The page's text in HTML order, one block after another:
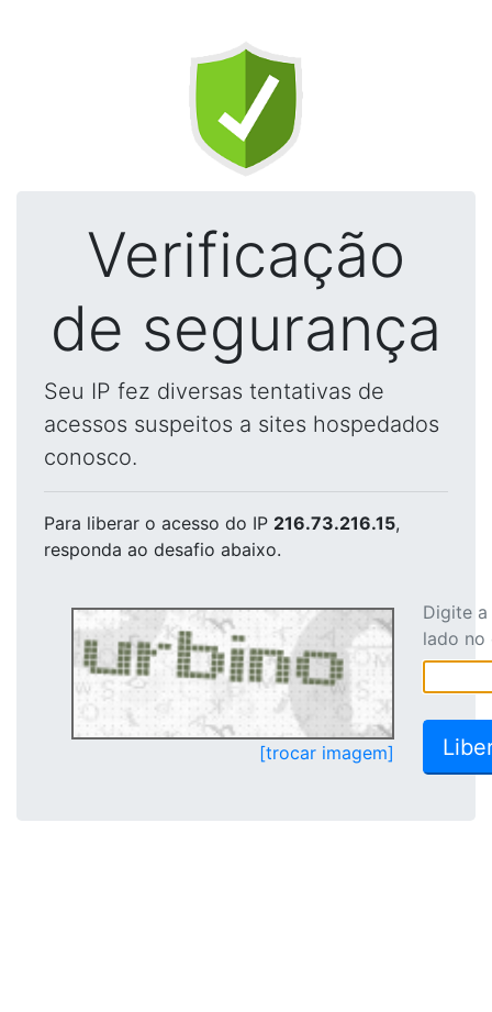
Verificação
de segurança
Seu IP fez diversas tentativas de
acessos suspeitos a sites hospedados
conosco.
Para liberar o acesso do IP 216.73.216.15,
responda ao desafio abaixo.
[trocar imagem]
Digite
lado no